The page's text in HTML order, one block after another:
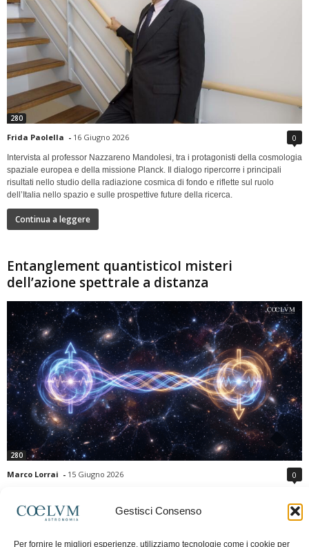
Gestisci Consenso
Per fornire le migliori esperienze, utilizziamo tecnologie come i cookie per
280
Frida Paolella - 16 Giugno 2026 0
Intervista al professor Nazzareno Mandolesi, tra i protagonisti della cosmologia
spaziale europea e della missione Planck. Il dialogo ripercorre i principali
risultati nello studio della radiazione cosmica di fondo e riflette sul ruolo
dell’Italia nello spazio e sulle prospettive future della ricerca.
Continua a leggere
Entanglement quantisticoI misteri
dell’azione spettrale a distanza
280
Marco Lorrai - 15 Giugno 2026 0
moderna: due particelle possono mostrare correlazioni che sembrano ignorare
la distanza che le separa. Gli esperimenti e i teoremi di Bell hanno escluso le
previsioni della meccanica quantistica. Nonostante ciò, l'entanglement non